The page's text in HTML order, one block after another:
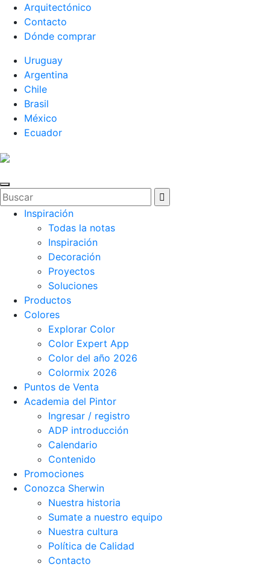
Arquitectónico
Contacto
Dónde comprar
Uruguay
Argentina
Chile
Brasil
México
Ecuador
Inspiración
Todas la notas
Inspiración
Decoración
Proyectos
Soluciones
Productos
Colores
Explorar Color
Color Expert App
Color del año 2026
Colormix 2026
Puntos de Venta
Academia del Pintor
Ingresar / registro
ADP introducción
Calendario
Contenido
Promociones
Conozca Sherwin
Nuestra historia
Sumate a nuestro equipo
Nuestra cultura
Política de Calidad
Contacto